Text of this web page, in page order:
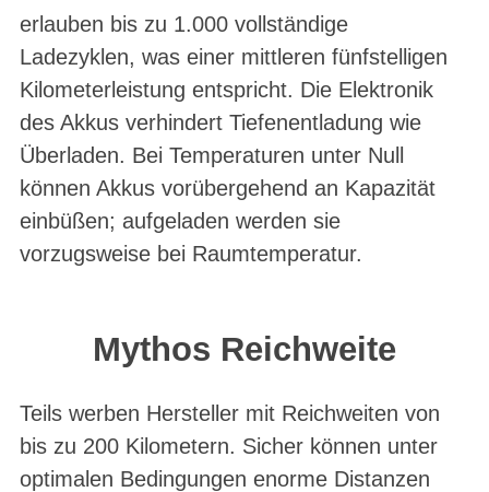
erlauben bis zu 1.000 vollständige
Ladezyklen, was einer mittleren fünfstelligen
Kilometerleistung entspricht. Die Elektronik
des Akkus verhindert Tiefenentladung wie
Überladen. Bei Temperaturen unter Null
können Akkus vorübergehend an Kapazität
einbüßen; aufgeladen werden sie
vorzugsweise bei Raumtemperatur.
Mythos Reichweite
Teils werben Hersteller mit Reichweiten von
bis zu 200 Kilometern. Sicher können unter
optimalen Bedingungen enorme Distanzen